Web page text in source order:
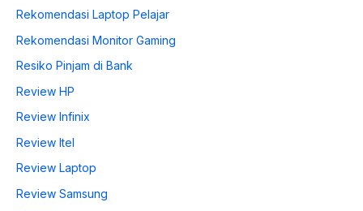
Rekomendasi Laptop Pelajar
Rekomendasi Monitor Gaming
Resiko Pinjam di Bank
Review HP
Review Infinix
Review Itel
Review Laptop
Review Samsung